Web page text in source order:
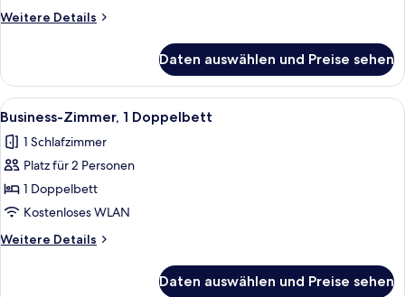
Weitere Details
Weitere
1 Einzelbett
Daten auswählen und Preise sehen
Alle
Fotos
für
Business-
Zimmer,
1
Doppelbett
anzeigen
Ein Hotelzimmer mit zwei Betten,
4
Business-Zimmer, 1 Doppelbett
1 Schlafzimmer
Platz für 2 Personen
1 Doppelbett
Kostenloses WLAN
Weitere Details
Weitere
Daten auswählen und Preise sehen